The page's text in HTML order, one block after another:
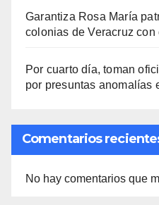
Garantiza Rosa María
colonias de Veracruz
Por cuarto día, toman
por presuntas anomalías
Comentarios
No hay comentarios que